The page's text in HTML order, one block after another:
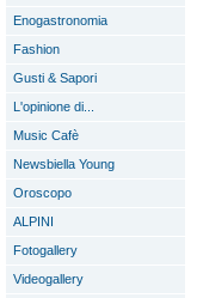
Enogastronomia
Fashion
Gusti & Sapori
L'opinione di...
Music Cafè
Newsbiella Young
Oroscopo
ALPINI
Fotogallery
Videogallery